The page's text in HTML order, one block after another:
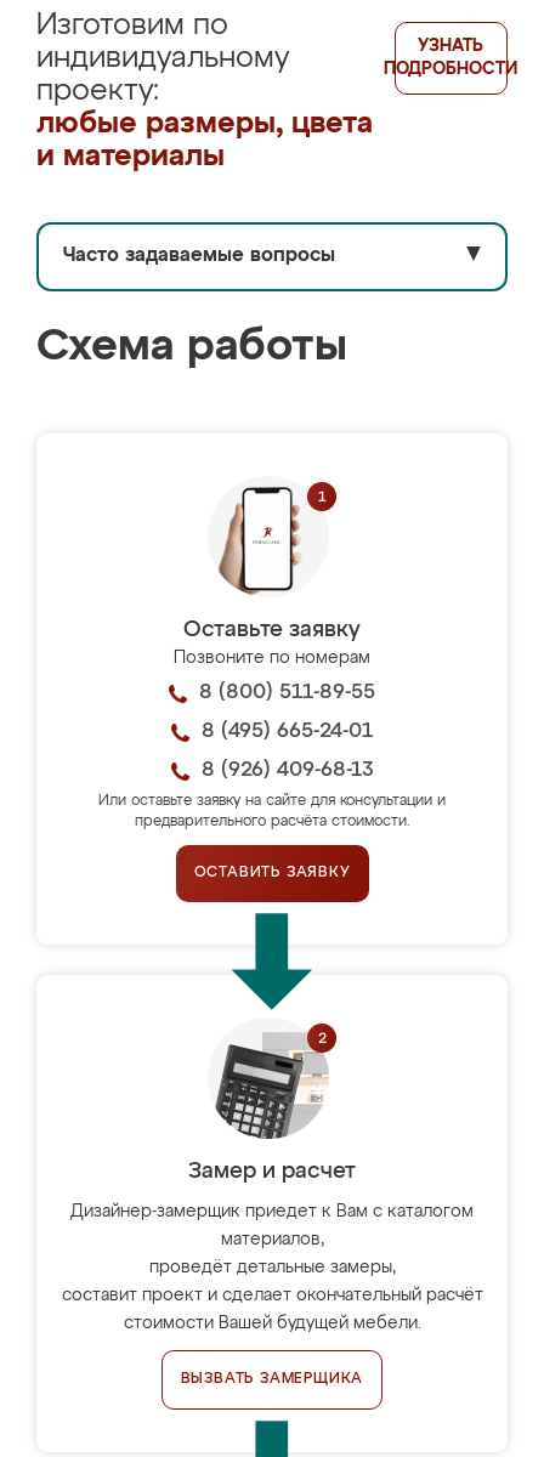
Изготовим по
индивидуальному
проекту:
любые размеры, цвета
и материалы
УЗНАТЬ
ПОДРОБНОСТИ
Часто задаваемые вопросы ▼
Схема работы
Оставьте заявку
Позвоните по номерам
8 (800) 511-89-55
8 (495) 665-24-01
8 (926) 409-68-13
Или оставьте заявку на сайте для консультации и
предварительного расчёта стоимости.
ОСТАВИТЬ ЗАЯВКУ
Замер и расчет
Дизайнер-замерщик приедет к Вам с каталогом
материалов,
проведёт детальные замеры,
составит проект и сделает окончательный расчёт
стоимости Вашей будущей мебели.
ВЫЗВАТЬ ЗАМЕРЩИКА